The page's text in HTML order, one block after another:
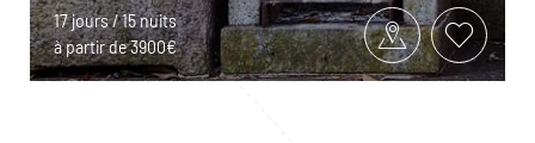
17 jours / 15 nuits
à partir de 3900€